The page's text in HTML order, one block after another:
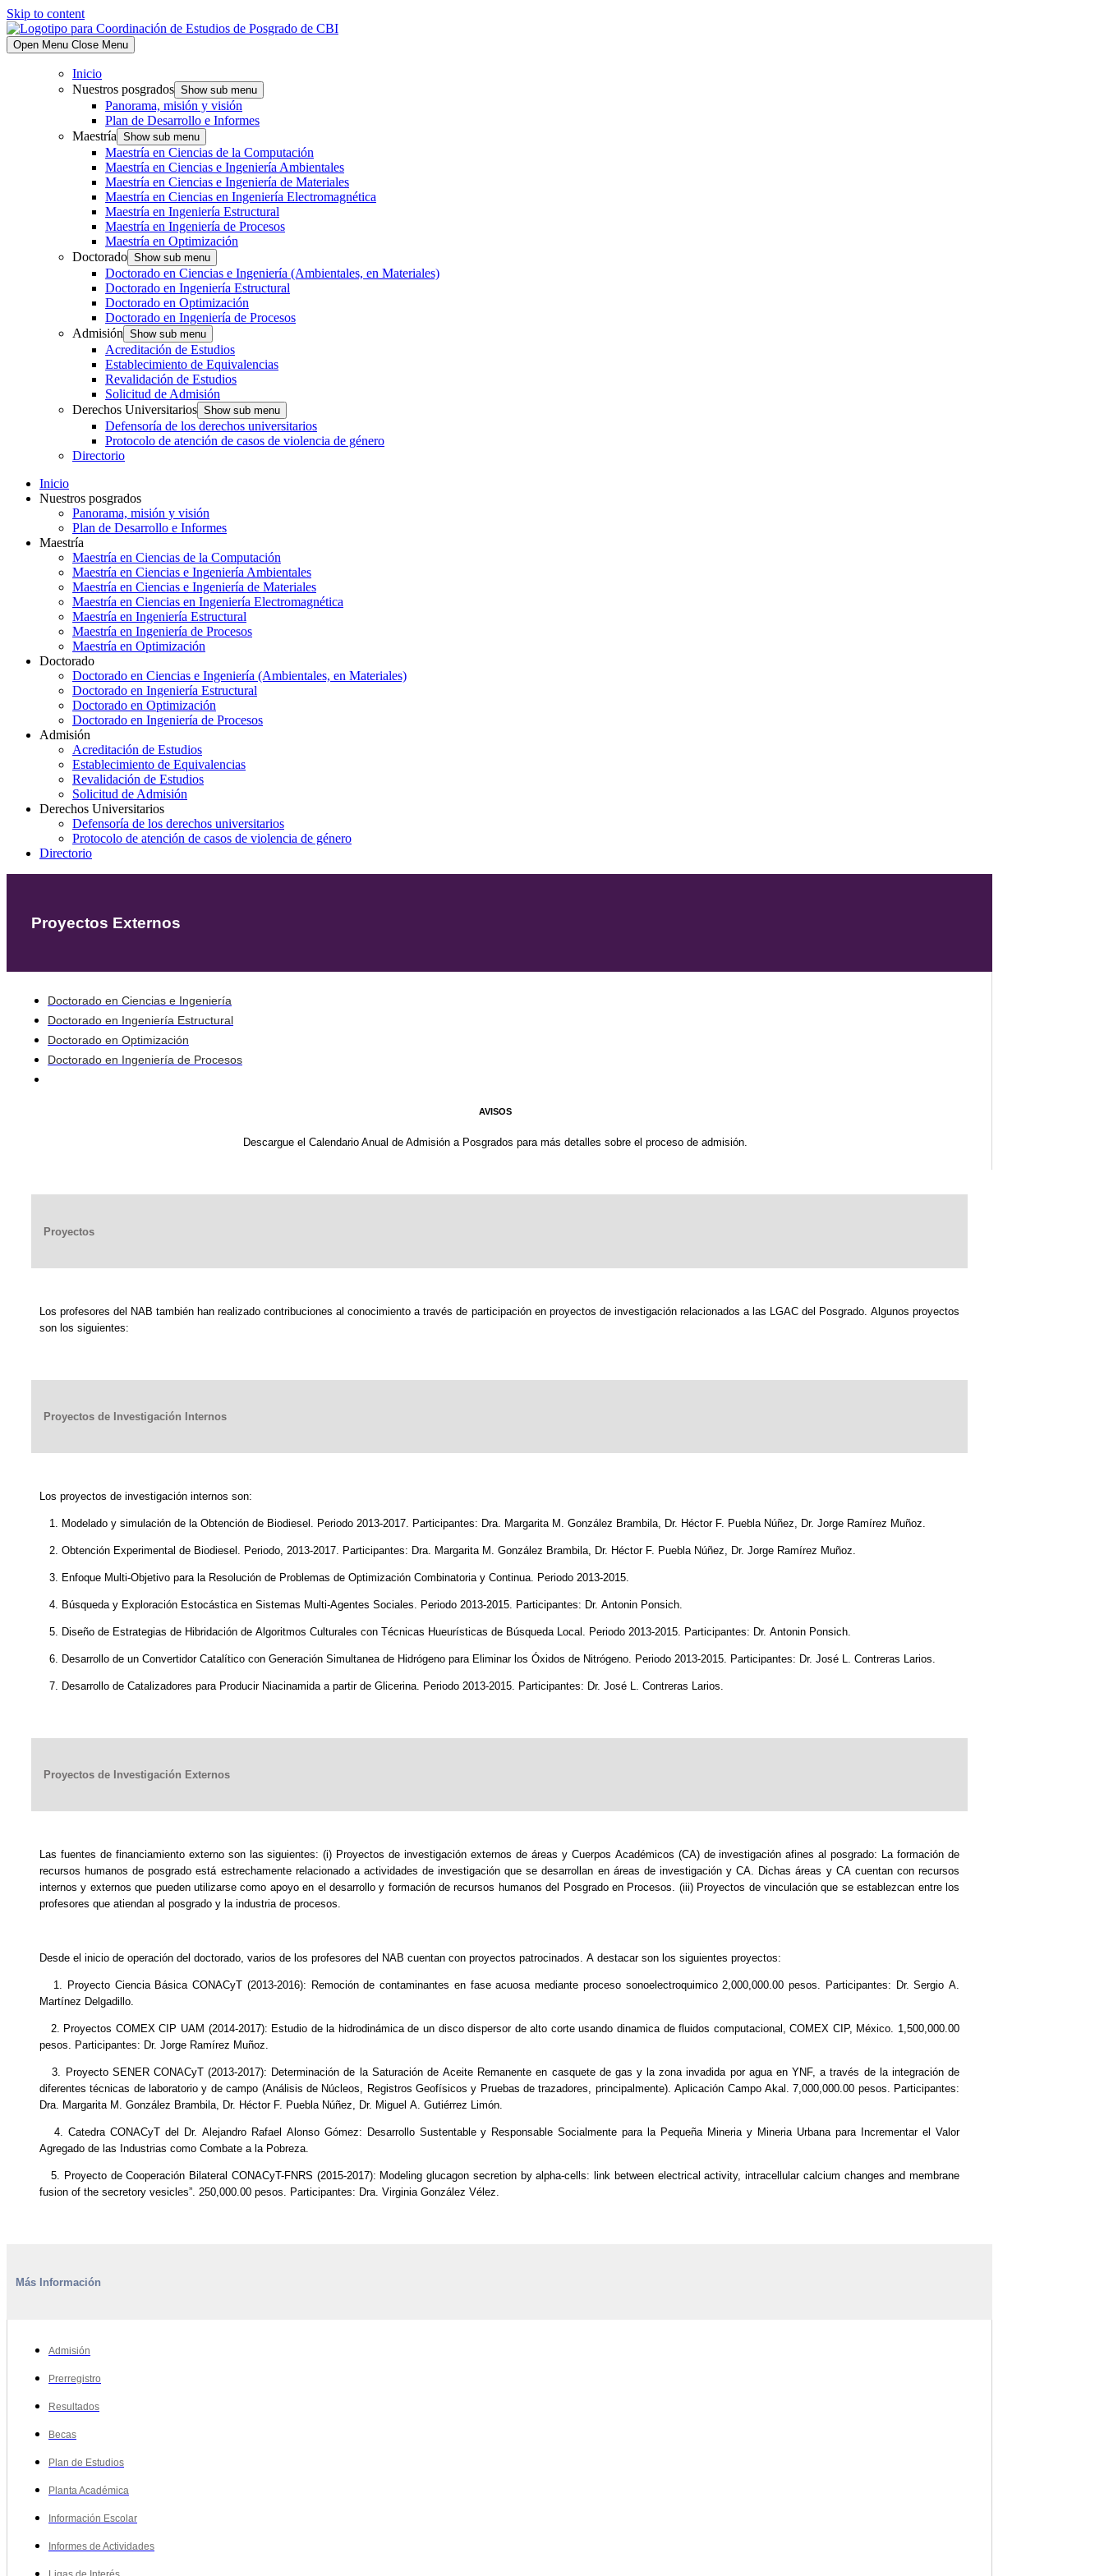
Skip to content
Open Menu Close Menu
Inicio
Nuestros posgrados Show sub menu
Panorama, misión y visión
Plan de Desarrollo e Informes
Maestría Show sub menu
Maestría en Ciencias de la Computación
Maestría en Ciencias e Ingeniería Ambientales
Maestría en Ciencias e Ingeniería de Materiales
Maestría en Ciencias en Ingeniería Electromagnética
Maestría en Ingeniería Estructural
Maestría en Ingeniería de Procesos
Maestría en Optimización
Doctorado Show sub menu
Doctorado en Ciencias e Ingeniería (Ambientales, en Materiales)
Doctorado en Ingeniería Estructural
Doctorado en Optimización
Doctorado en Ingeniería de Procesos
Admisión Show sub menu
Acreditación de Estudios
Establecimiento de Equivalencias
Revalidación de Estudios
Solicitud de Admisión
Derechos Universitarios Show sub menu
Defensoría de los derechos universitarios
Protocolo de atención de casos de violencia de género
Directorio
Inicio
Nuestros posgrados
Panorama, misión y visión
Plan de Desarrollo e Informes
Maestría
Maestría en Ciencias de la Computación
Maestría en Ciencias e Ingeniería Ambientales
Maestría en Ciencias e Ingeniería de Materiales
Maestría en Ciencias en Ingeniería Electromagnética
Maestría en Ingeniería Estructural
Maestría en Ingeniería de Procesos
Maestría en Optimización
Doctorado
Doctorado en Ciencias e Ingeniería (Ambientales, en Materiales)
Doctorado en Ingeniería Estructural
Doctorado en Optimización
Doctorado en Ingeniería de Procesos
Admisión
Acreditación de Estudios
Establecimiento de Equivalencias
Revalidación de Estudios
Solicitud de Admisión
Derechos Universitarios
Defensoría de los derechos universitarios
Protocolo de atención de casos de violencia de género
Directorio
Proyectos Externos
Doctorado en Ciencias e Ingeniería
Doctorado en Ingeniería Estructural
Doctorado en Optimización
Doctorado en Ingeniería de Procesos
AVISOS
Descargue el Calendario Anual de Admisión a Posgrados para más detalles sobre el proceso de admisión.
Proyectos
Los profesores del NAB también han realizado contribuciones al conocimiento a través de participación en proyectos de investigación relacionados a las LGAC del Posgrado. Algunos proyectos
son los siguientes:
Proyectos de Investigación Internos
Los proyectos de investigación internos son:
1. Modelado y simulación de la Obtención de Biodiesel. Periodo 2013-2017. Participantes: Dra. Margarita M. González Brambila, Dr. Héctor F. Puebla Núñez, Dr. Jorge Ramírez Muñoz.
2. Obtención Experimental de Biodiesel. Periodo, 2013-2017. Participantes: Dra. Margarita M. González Brambila, Dr. Héctor F. Puebla Núñez, Dr. Jorge Ramírez Muñoz.
3. Enfoque Multi-Objetivo para la Resolución de Problemas de Optimización Combinatoria y Continua. Periodo 2013-2015.
4. Búsqueda y Exploración Estocástica en Sistemas Multi-Agentes Sociales. Periodo 2013-2015. Participantes: Dr. Antonin Ponsich.
5. Diseño de Estrategias de Hibridación de Algoritmos Culturales con Técnicas Hueurísticas de Búsqueda Local. Periodo 2013-2015. Participantes: Dr. Antonin Ponsich.
6. Desarrollo de un Convertidor Catalítico con Generación Simultanea de Hidrógeno para Eliminar los Óxidos de Nitrógeno. Periodo 2013-2015. Participantes: Dr. José L. Contreras Larios.
7. Desarrollo de Catalizadores para Producir Niacinamida a partir de Glicerina. Periodo 2013-2015. Participantes: Dr. José L. Contreras Larios.
Proyectos de Investigación Externos
Las fuentes de financiamiento externo son las siguientes: (i) Proyectos de investigación externos de áreas y Cuerpos Académicos (CA) de investigación afines al posgrado: La formación de
recursos humanos de posgrado está estrechamente relacionado a actividades de investigación que se desarrollan en áreas de investigación y CA. Dichas áreas y CA cuentan con recursos
internos y externos que pueden utilizarse como apoyo en el desarrollo y formación de recursos humanos del Posgrado en Procesos. (iii) Proyectos de vinculación que se establezcan entre los
profesores que atiendan al posgrado y la industria de procesos.
Desde el inicio de operación del doctorado, varios de los profesores del NAB cuentan con proyectos patrocinados. A destacar son los siguientes proyectos:
1. Proyecto Ciencia Básica CONACyT (2013-2016): Remoción de contaminantes en fase acuosa mediante proceso sonoelectroquimico 2,000,000.00 pesos. Participantes: Dr. Sergio A.
Martínez Delgadillo.
2. Proyectos COMEX CIP UAM (2014-2017): Estudio de la hidrodinámica de un disco dispersor de alto corte usando dinamica de fluidos computacional, COMEX CIP, México. 1,500,000.00
pesos. Participantes: Dr. Jorge Ramírez Muñoz.
3. Proyecto SENER CONACyT (2013-2017): Determinación de la Saturación de Aceite Remanente en casquete de gas y la zona invadida por agua en YNF, a través de la integración de
diferentes técnicas de laboratorio y de campo (Análisis de Núcleos, Registros Geofísicos y Pruebas de trazadores, principalmente). Aplicación Campo Akal. 7,000,000.00 pesos. Participantes:
Dra. Margarita M. González Brambila, Dr. Héctor F. Puebla Núñez, Dr. Miguel A. Gutiérrez Limón.
4. Catedra CONACyT del Dr. Alejandro Rafael Alonso Gómez: Desarrollo Sustentable y Responsable Socialmente para la Pequeña Mineria y Mineria Urbana para Incrementar el Valor
Agregado de las Industrias como Combate a la Pobreza.
5. Proyecto de Cooperación Bilateral CONACyT-FNRS (2015-2017): Modeling glucagon secretion by alpha-cells: link between electrical activity, intracellular calcium changes and membrane
fusion of the secretory vesicles”. 250,000.00 pesos. Participantes: Dra. Virginia González Vélez.
Más Información
Admisión
Prerregistro
Resultados
Becas
Plan de Estudios
Planta Académica
Información Escolar
Informes de Actividades